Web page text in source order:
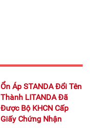
Ổn Áp STANDA Đổi Tên
Thành LITANDA Đã
Được Bộ KHCN Cấp
Giấy Chứng Nhận